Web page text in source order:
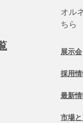
オル
ちら
展示会
採用
最新
市場